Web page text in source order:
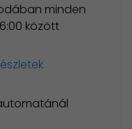
minden
között